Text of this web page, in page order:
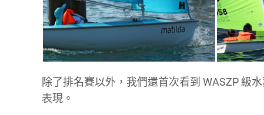
除了排名賽以外，我們還首次看到 WASZP 級
表現。